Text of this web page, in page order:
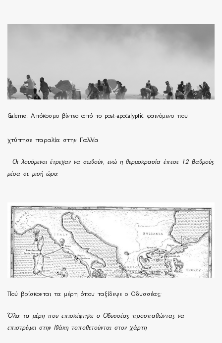
Galerne: Απόκοσμο βίντεο από το post-apocalyptic φαινόμενο που
χτύπησε παραλία στην Γαλλία
Οι λουόμενοι έτρεχαν να σωθούν, ενώ η θερμοκρασία έπεσε 12 βαθμούς
μέσα σε μισή ώρα
Πού βρίσκονται τα μέρη όπου ταξίδεψε ο Οδυσσέας;
Όλα τα μέρη που επισκέφτηκε ο Οδυσσέας προσπαθώντας να
επιστρέψει στην Ιθάκη τοποθετούνται στον χάρτη